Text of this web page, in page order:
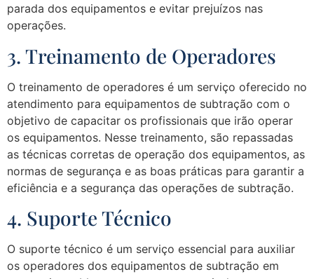
parada dos equipamentos e evitar prejuízos nas
operações.
3. Treinamento de Operadores
O treinamento de operadores é um serviço oferecido no
atendimento para equipamentos de subtração com o
objetivo de capacitar os profissionais que irão operar
os equipamentos. Nesse treinamento, são repassadas
as técnicas corretas de operação dos equipamentos, as
normas de segurança e as boas práticas para garantir a
eficiência e a segurança das operações de subtração.
4. Suporte Técnico
O suporte técnico é um serviço essencial para auxiliar
os operadores dos equipamentos de subtração em